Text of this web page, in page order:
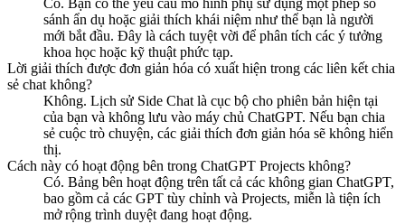
Có. Bạn có thể yêu cầu mô hình phụ sử dụng một phép so
sánh ẩn dụ hoặc giải thích khái niệm như thể bạn là người
mới bắt đầu. Đây là cách tuyệt vời để phân tích các ý tưởng
khoa học hoặc kỹ thuật phức tạp.
Lời giải thích được đơn giản hóa có xuất hiện trong các liên kết chia
sẻ chat không?
Không. Lịch sử Side Chat là cục bộ cho phiên bản hiện tại
của bạn và không lưu vào máy chủ ChatGPT. Nếu bạn chia
sẻ cuộc trò chuyện, các giải thích đơn giản hóa sẽ không hiển
thị.
Cách này có hoạt động bên trong ChatGPT Projects không?
Có. Bảng bên hoạt động trên tất cả các không gian ChatGPT,
bao gồm cả các GPT tùy chỉnh và Projects, miễn là tiện ích
mở rộng trình duyệt đang hoạt động.